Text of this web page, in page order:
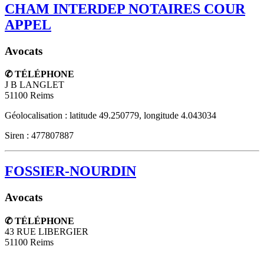
CHAM INTERDEP NOTAIRES COUR
APPEL
Avocats
✆ TÉLÉPHONE
J B LANGLET
51100 Reims
Géolocalisation : latitude 49.250779, longitude 4.043034
Siren : 477807887
FOSSIER-NOURDIN
Avocats
✆ TÉLÉPHONE
43 RUE LIBERGIER
51100 Reims